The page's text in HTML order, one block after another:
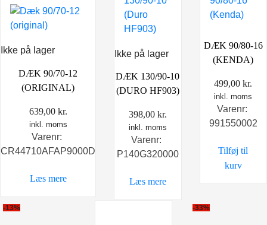
Ikke på lager
DÆK 90/70-12
(ORIGINAL)
639,00 kr.
inkl. moms
Varenr:
CR44710AFAP9000D
Læs mere
Ikke på lager
DÆK 130/90-10
(DURO HF903)
398,00 kr.
inkl. moms
Varenr:
P140G320000
Læs mere
DÆK 90/80-16
(KENDA)
499,00kr.
inkl. moms
Varenr:
991550002
Tilføj til
kurv
-13% -33%